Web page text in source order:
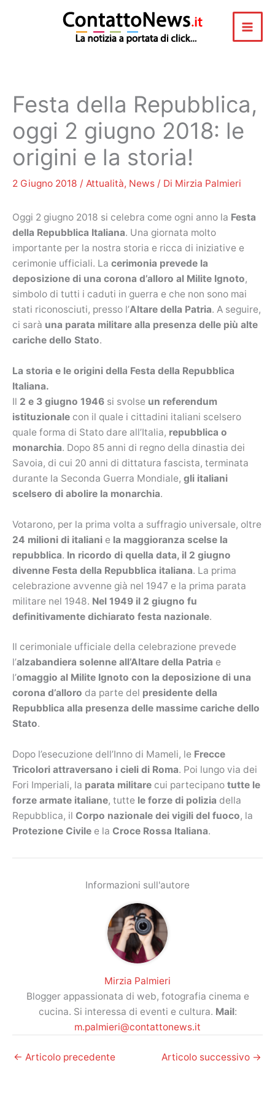
Festa della Repubblica,
oggi 2 giugno 2018: le
origini e la storia!
2 Giugno 2018 / Attualità, News / Di Mirzia Palmieri
Oggi 2 giugno 2018 si celebra come ogni anno la Festa
della Repubblica Italiana. Una giornata molto
importante per la nostra storia e ricca di iniziative e
cerimonie ufficiali. La cerimonia prevede la
deposizione di una corona d’alloro al Milite Ignoto,
simbolo di tutti i caduti in guerra e che non sono mai
stati riconosciuti, presso l’Altare della Patria. A seguire,
ci sarà una parata militare alla presenza delle più alte
cariche dello Stato.
La storia e le origini della Festa della Repubblica
Italiana.
Il 2 e 3 giugno 1946 si svolse un referendum
istituzionale con il quale i cittadini italiani scelsero
quale forma di Stato dare all’Italia, repubblica o
monarchia. Dopo 85 anni di regno della dinastia dei
Savoia, di cui 20 anni di dittatura fascista, terminata
durante la Seconda Guerra Mondiale, gli italiani
scelsero di abolire la monarchia.
Votarono, per la prima volta a suffragio universale, oltre
24 milioni di italiani e la maggioranza scelse la
repubblica. In ricordo di quella data, il 2 giugno
divenne Festa della Repubblica italiana. La prima
celebrazione avvenne già nel 1947 e la prima parata
militare nel 1948. Nel 1949 il 2 giugno fu
definitivamente dichiarato festa nazionale.
Il cerimoniale ufficiale della celebrazione prevede
l’alzabandiera solenne all’Altare della Patria e
l’omaggio al Milite Ignoto con la deposizione di una
corona d’alloro da parte del presidente della
Repubblica alla presenza delle massime cariche dello
Stato.
Dopo l’esecuzione dell’Inno di Mameli, le Frecce
Tricolori attraversano i cieli di Roma. Poi lungo via dei
Fori Imperiali, la parata militare cui partecipano tutte le
forze armate italiane, tutte le forze di polizia della
Repubblica, il Corpo nazionale dei vigili del fuoco, la
Protezione Civile e la Croce Rossa Italiana.
Informazioni sull'autore
Mirzia Palmieri
Blogger appassionata di web, fotografia cinema e
cucina. Si interessa di eventi e cultura. Mail:
m.palmieri@contattonews.it
← Articolo precedente Articolo successivo →